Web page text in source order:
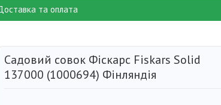
та оплата
Садовий совок Фіскарс Fiskars Solid
137000 (1000694) Фінляндія